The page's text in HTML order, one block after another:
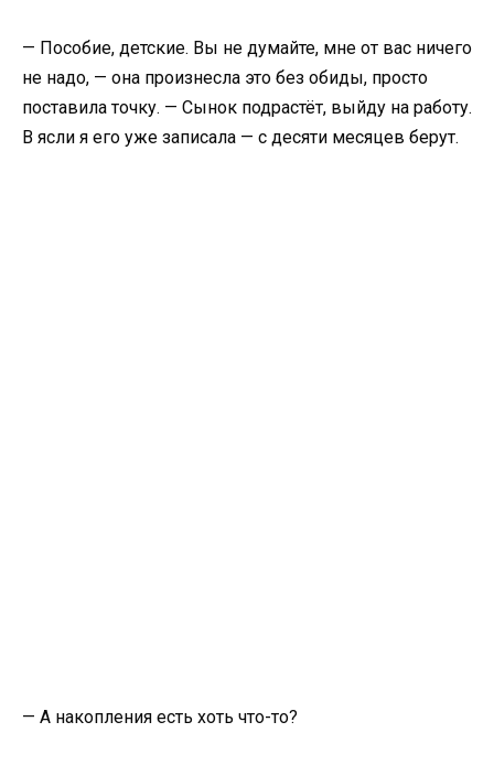
— Пособие, детские. Вы не думайте, мне от вас ничего
не надо, — она произнесла это без обиды, просто
поставила точку. — Сынок подрастёт, выйду на работу.
В ясли я его уже записала — с десяти месяцев берут.
— А накопления есть хоть что-то?